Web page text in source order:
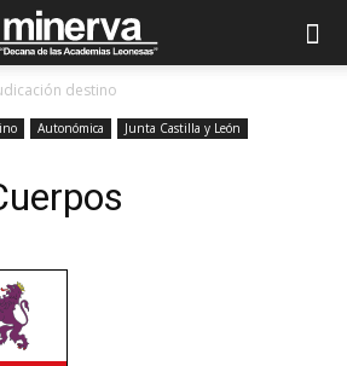
destino
Autonómica
Junta Castilla y León